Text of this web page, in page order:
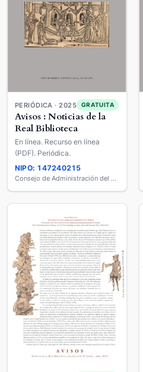
PERIÓDICA · 2025 GRATUITA
Avisos : Noticias de la
Real Biblioteca
En línea. Recurso en línea
(PDF). Periódica.
NIPO: 147240215
Consejo de Administración del Patrimonio Nacional